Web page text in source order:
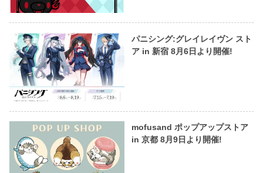
パニシング:グレイレイヴン スト
ア in 新宿 8月6日より開催!
mofusand ポップアップストア
in 京都 8月9日より開催!